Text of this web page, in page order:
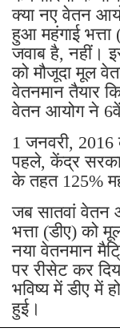
क्या नए वेतन
हुआ महंगाई
जवाब है, नहीं।
को मौजूदा मूल
वेतनमान तैयार
वेतन आयोग ने
1 जनवरी,
पहले, केंद्र
के तहत 125%
जब सातवां वेतन
भत्ता (डीए) को
नया वेतनमान
पर रीसेट कर
भविष्य में डीए में
हुई।